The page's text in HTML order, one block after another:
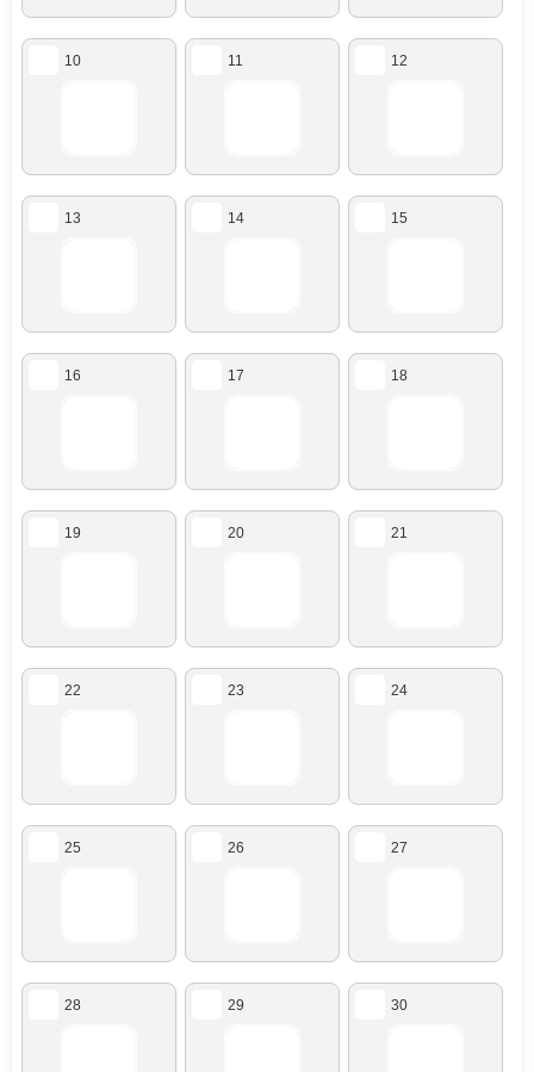
10 11 12
13 14 15
16 17 18
19 20 21
22 23 24
25 26 27
28 29 30